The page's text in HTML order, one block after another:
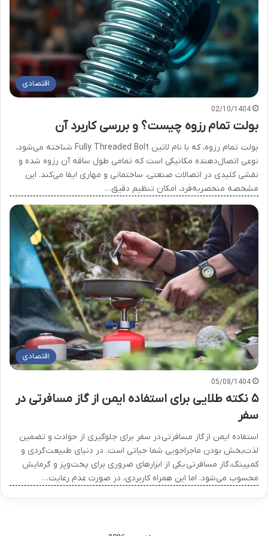
اقتصادی
02/10/1404
بولت تمام رزوه چیست؟ و بررسی کاربرد آن
بولت تمام رزوه، که با نام لاتین Fully Threaded Bolt شناخته می‌شود،
نوعی اتصال‌دهنده مکانیکی است که تمامی طول ساقه آن رزوه شده و
نقشی کلیدی در اتصالات صنعتی، ساختمانی و مهاری ایفا می‌کند. این
مشخصه منحصربه‌فرد، امکان تنظیم دقیق…
اقتصادی
05/08/1404
۵ نکته طلایی برای استفاده ایمن از گاز مسافرتی در
سفر
استفاده ایمن از گاز مسافرتی در سفر برای جلوگیری از حوادث و تضمین
لذت‌بخش بودن ماجراجویی شما حیاتی است. در دنیای طبیعت‌گردی و
کمپینگ، گاز مسافرتی یکی از ابزارهای ضروری برای پخت‌وپز و گرمایش
محسوب می‌شود. اما این همراه کاربردی، در صورت عدم رعایت…